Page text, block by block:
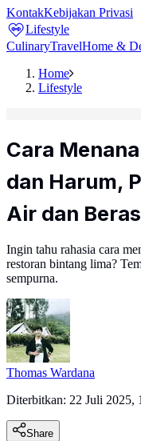
KontakKebijakan Privasi
Lifestyle
CulinaryTravelHome &
Home
Lifestyle
Cara
dan Harum,
Air dan
Ingin tahu rahasia cara
restoran bintang lima?
sempurna.
Thomas Wardana
Diterbitkan: 22 Juli 2025,
Share